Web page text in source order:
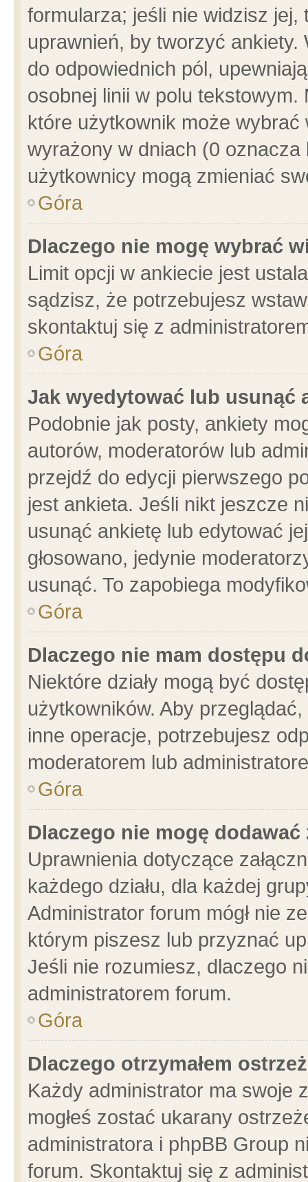
formularza; jeśli nie widzisz
uprawnień, by tworzyć ankiety.
do odpowiednich pól,
osobnej linii w polu
które użytkownik może
wyrażony w dniach (0
użytkownicy mogą zmieniać
Góra
Dlaczego nie mogę wybrać
Limit opcji w ankiecie jest
sądzisz, że potrzebujesz
skontaktuj się z
Góra
Jak wyedytować lub usunąć
Podobnie jak posty, ankiety
autorów, moderatorów lub
przejdź do edycji pierwszego
jest ankieta. Jeśli nikt jeszcze
usunąć ankietę lub edytować
głosowano, jedynie
usunąć. To zapobiega
Góra
Dlaczego nie mam dostępu
Niektóre działy mogą być
użytkowników. Aby
inne operacje, potrzebujesz
moderatorem lub
Góra
Dlaczego nie mogę dodawać
Uprawnienia dotyczące
każdego działu, dla każdej
Administrator forum mógł nie
którym piszesz lub przyznać
Jeśli nie rozumiesz, dlaczego
administratorem forum.
Góra
Dlaczego otrzymałem
Każdy administrator ma swoje
mogłeś zostać ukarany
administratora i phpBB Group
forum. Skontaktuj się z